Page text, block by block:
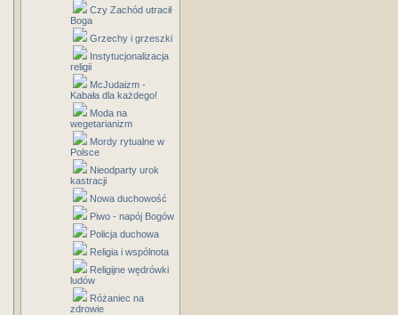
Czy Zachód utracił
Boga
Grzechy i grzeszki
Instytucjonalizacja
religii
McJudaizm -
Kabała dla każdego!
Moda na
wegetarianizm
Mordy rytualne w
Polsce
Nieodparty urok
kastracji
Nowa duchowość
Piwo - napój Bogów
Policja duchowa
Religia i wspólnota
Religijne wędrówki
ludów
Różaniec na
zdrowie